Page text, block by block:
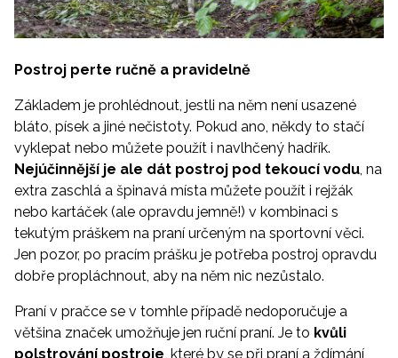
Postroj perte ručně a pravidelně
Základem je prohlédnout, jestli na něm není usazené
bláto, písek a jiné nečistoty. Pokud ano, někdy to stačí
vyklepat nebo můžete použít i navlhčený hadřík.
Nejúčinnější je ale dát postroj pod tekoucí vodu , na
extra zaschlá a špinavá místa můžete použít i rejžák
nebo kartáček (ale opravdu jemně!) v kombinaci s
tekutým práškem na praní určeným na sportovní věci.
Jen pozor, po pracím prášku je potřeba postroj opravdu
dobře propláchnout, aby na něm nic nezůstalo.
Praní v pračce se v tomhle případě nedoporučuje a
většina značek umožňuje jen ruční praní. Je to kvůli
polstrování postroje , které by se při praní a ždímání